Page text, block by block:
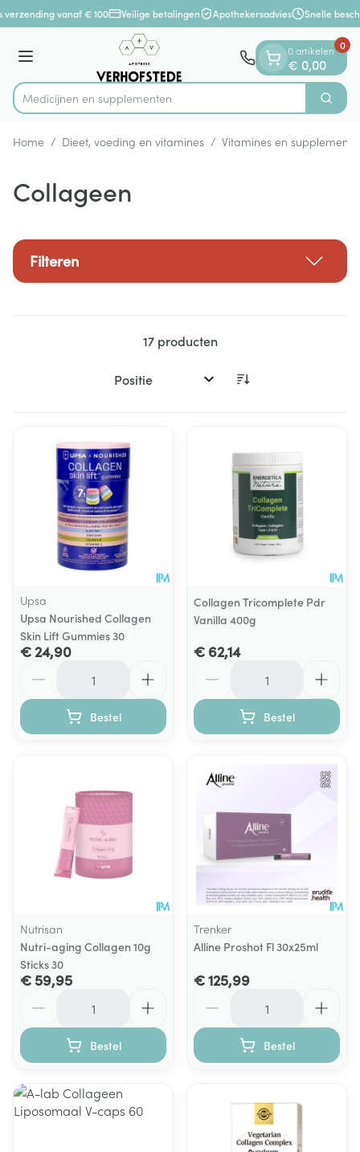
Ga naar de inhoud
1 van 1 vanaf € 100 Veilige betalingen Apothekersadvies Snelle
Menu
Product, merk, categorie...
Medicijnen en Zoek
0 artikelen
€ 0,00
0
Home / Dieet, voeding en vitamines / Vitamines en
Collageen
Filteren
17producten
Sorteer op:
Upsa
Upsa Nourished Collagen
Skin Lift Gummies 30
€ 24,90
Bestel
Collagen Tricomplete Pdr
Vanilla 400g
€ 62,14
Bestel
Nutrisan
Nutri-aging Collagen 10g
Sticks 30
€ 59,95
Bestel
Trenker
Alline Proshot Fl 30x25ml
€ 125,99
Bestel